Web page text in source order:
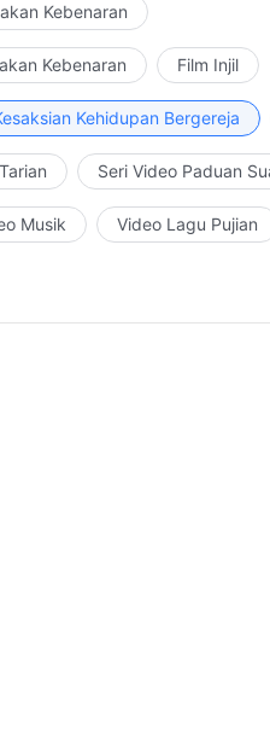
Kebenaran
Kebenaran Film Injil
Kehidupan Bergereja
Seri Video Paduan
Musik Video Lagu Pujian